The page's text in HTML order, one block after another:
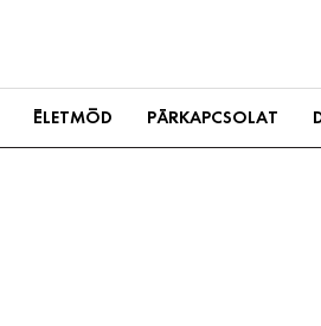
ÉLETMÓD PÁRKAPCSOLAT